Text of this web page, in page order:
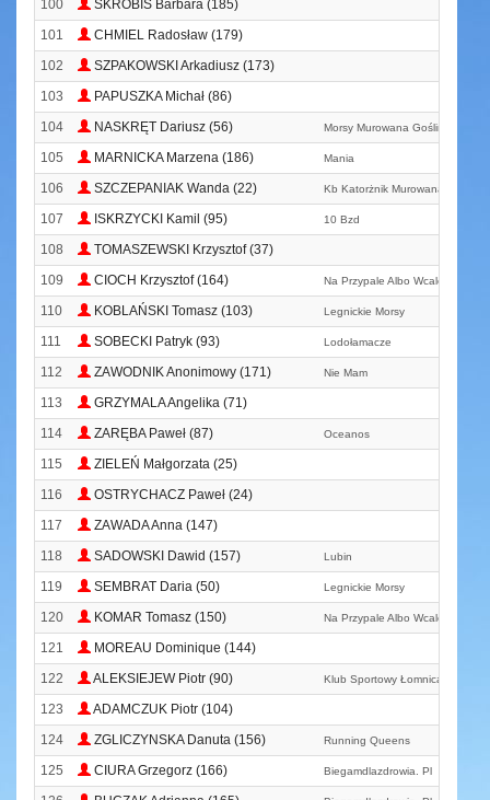
100
SKROBIŚ Barbara (185)
101
CHMIEL Radosław (179)
102
SZPAKOWSKI Arkadiusz (173)
103
PAPUSZKA Michał (86)
104
NASKRĘT Dariusz (56) Morsy Murowana Goślina
105 MARNICKA Marzena (186) Mania
106 SZCZEPANIAK Wanda (22) Kb Katorżnik Murowana Goślina
107 ISKRZYCKI Kamil (95) 10 Bzd
108
TOMASZEWSKI Krzysztof (37)
109
CIOCH Krzysztof (164) Na Przypale Albo Wcale!!!
110 KOBLAŃSKI Tomasz (103) Legnickie Morsy
111 SOBECKI Patryk (93) Lodołamacze
112 ZAWODNIK Anonimowy (171) Nie Mam
113
GRZYMALA Angelika (71)
114
ZARĘBA Paweł (87) Oceanos
115
ZIELEŃ Małgorzata (25)
116
OSTRYCHACZ Paweł (24)
117
ZAWADA Anna (147)
118
SADOWSKI Dawid (157) Lubin
119 SEMBRAT Daria (50) Legnickie Morsy
120 KOMAR Tomasz (150) Na Przypale Albo Wcale!!!
121
MOREAU Dominique (144)
122
ALEKSIEJEW Piotr (90) Klub Sportowy Łomnica
123
ADAMCZUK Piotr (104)
124
ZGLICZYNSKA Danuta (156) Running Queens
125 CIURA Grzegorz (166) Biegamdlazdrowia. Pl